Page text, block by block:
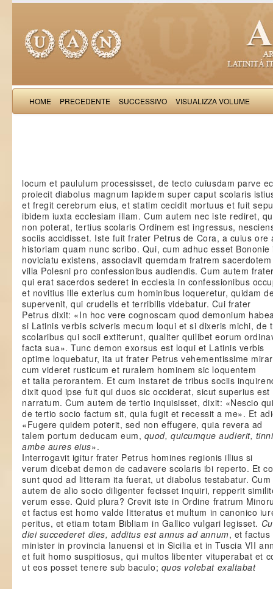
HOME PRECEDENTE SUCCESSIVO VISUALIZZA VOLUME
locum et paululum processisset, de tecto cuiusdam parve
proiecit diabolus magnum lapidem super caput scolaris
et fregit cerebrum eius, et statim cecidit mortuus et fuit
ibidem iuxta ecclesiam illam. Cum autem nec iste rediret,
non poterat, tertius scolaris Ordinem est ingressus,
sociis accidisset. Iste fuit frater Petrus de Cora, a cuius ore
historiam quam nunc scribo. Qui, cum adhuc esset Bononie
noviciatu existens, associavit quemdam fratrem
villa Polesni pro confessionibus audiendis. Cum autem
qui erat sacerdos sederet in ecclesia in confessionibus
et novitius ille exterius cum hominibus loqueretur, quidam
supervenit, qui crudelis et terribilis videbatur. Cui frater
Petrus dixit: «In hoc vere cognoscam quod demonium
si Latinis verbis sciveris mecum loqui et si dixeris michi, de
scolaribus qui socii extiterunt, qualiter quilibet eorum
facta sua». Tunc demon exorsus est loqui et Latinis verbis
optime loquebatur, ita ut frater Petrus vehementissime
cum videret rusticum et ruralem hominem sic loquentem
et talia perorantem. Et cum instaret de tribus sociis
dixit quod ipse fuit qui duos sic occiderat, sicut superius est
narratum. Cum autem de tertio inquisisset, dixit: «Nescio
de tertio socio factum sit, quia fugit et recessit a me». Et
«Fugere quidem poterit, sed non effugere, quia revera ad
talem portum deducam eum, quod, quicumque audierit,
ambe aures eius».
Interrogavit igitur frater Petrus homines regionis illius si
verum dicebat demon de cadavere scolaris ibi reperto. Et
sunt quod ad litteram ita fuerat, ut diabolus testabatur. Cum
autem de alio socio diligenter fecisset inquiri, repperit
verum esse. Quid plura? Crevit iste in Ordine fratrum
et factus est homo valde litteratus et multum in canonico
peritus, et etiam totam Bibliam in Gallico vulgari legisset.
diei succederet dies, additus est annus ad annum, et factus
minister in provincia Ianuensi et in Sicilia et in Tuscia VII
et fuit homo suspitiosus, qui multos libenter vituperabat et
ut eos posset tenere sub baculo; quos volebat exaltabat